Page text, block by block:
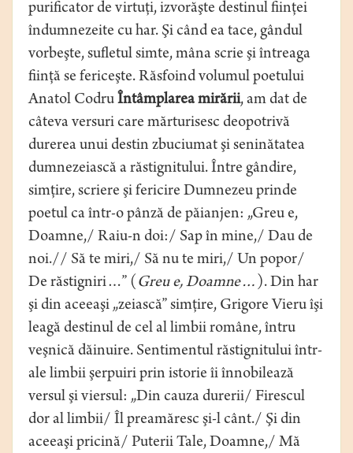
purificator de virtuţi, izvorăşte destinul fiinţei
îndumnezeite cu har. Şi când ea tace, gândul
vorbeşte, sufletul simte, mâna scrie şi întreaga
fiinţă se fericeşte. Răsfoind volumul poetului
Anatol CodruÎntâmplarea mirării, am dat de
câteva versuri care mărturisesc deopotrivă
durerea unui destin zbuciumat şi seninătatea
dumnezeiască a răstignitului. Între gândire,
simţire, scriere şi fericire Dumnezeu prinde
poetul ca într-o pânză de păianjen: „Greu e,
Doamne,/ Raiu-n doi:/ Sap în mine,/ Dau de
noi.// Să te miri,/ Să nu te miri,/ Un popor/
De răstigniri…” ( Greu e, Doamne… ). Din har
şi din aceeaşi „zeiască” simţire, Grigore Vieru îşi
leagă destinul de cel al limbii române, întru
veşnică dăinuire. Sentimentul răstignitului într-
ale limbii şerpuiri prin istorie îi înnobilează
versul şi viersul: „Din cauza durerii/ Firescul
dor al limbii/ Îl preamăresc şi-l cânt./ Şi din
aceeaşi pricină/ Puterii Tale, Doamne,/ Mă